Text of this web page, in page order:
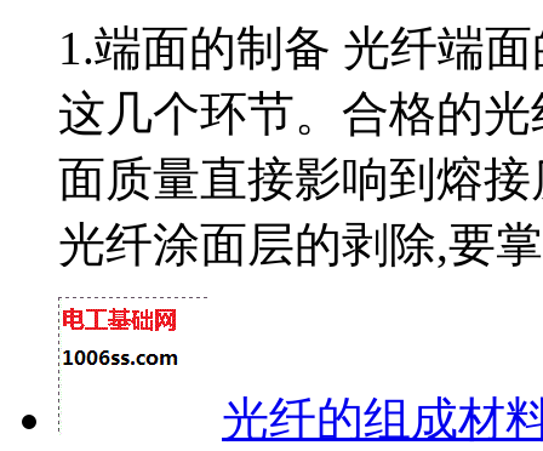
1.端面的制备 光纤端
这几个环节。合格的
面质量直接影响到熔
光纤涂面层的剥除,要
光纤的组成材